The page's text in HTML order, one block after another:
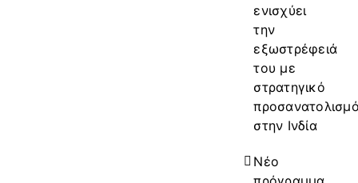
ενισχύει
την
εξωστρέφειά
του με
στρατηγικό
στην Ινδία
Νέο